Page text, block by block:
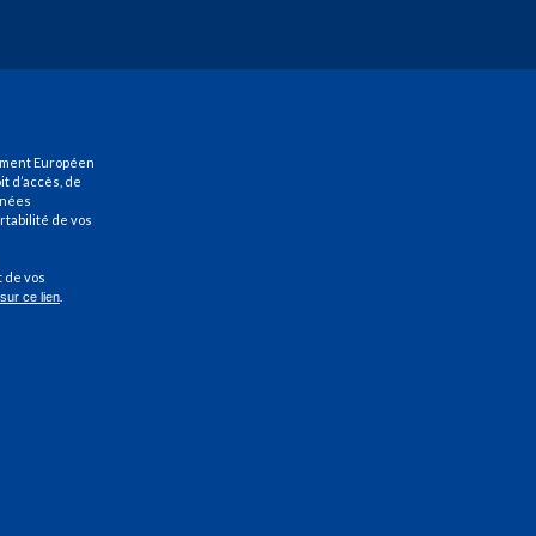
Européen
d’accès, de
de vos
vos
ce lien